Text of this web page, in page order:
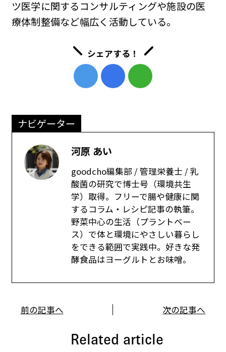
ツ医学に関するコンサルティングや施設の医
療体制整備など幅広く活動している。
シェアする！
ナビゲーター
河原 あい
goodcho編集部 / 管理栄養士 / 乳
酸菌の研究で博士号（環境共生
学）取得。フリーで腸や健康に関
するコラム・レシピ記事の執筆。
野菜中心の生活（プラントベー
ス）で体と環境にやさしい暮らし
をできる範囲で実践中。好きな発
酵食品はヨーグルトとお味噌。
前の記事へ 次の記事へ
Related article